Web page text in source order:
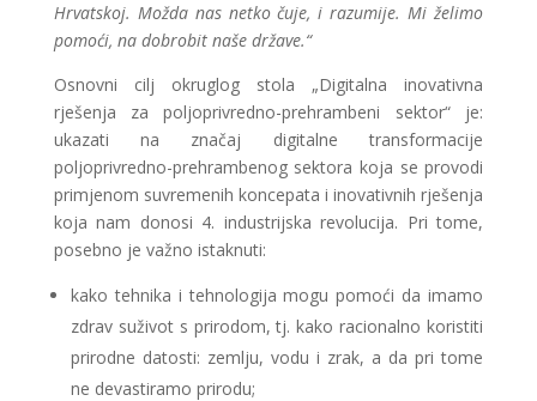
Hrvatskoj. Možda nas netko čuje, i razumije. Mi želimo
pomoći, na dobrobit naše države.“
Osnovni cilj okruglog stola „Digitalna inovativna
rješenja za poljoprivredno-prehrambeni sektor“ je:
ukazati na značaj digitalne transformacije
poljoprivredno-prehrambenog sektora koja se provodi
primjenom suvremenih koncepata i inovativnih rješenja
koja nam donosi 4. industrijska revolucija. Pri tome,
posebno je važno istaknuti:
kako tehnika i tehnologija mogu pomoći da imamo
zdrav suživot s prirodom, tj. kako racionalno koristiti
prirodne datosti: zemlju, vodu i zrak, a da pri tome
ne devastiramo prirodu;